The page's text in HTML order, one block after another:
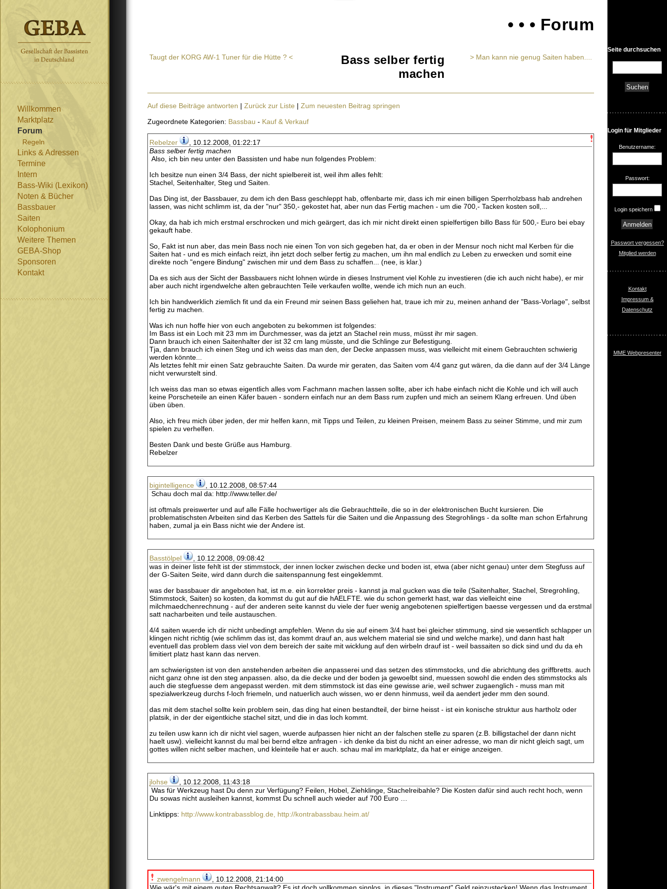
Willkommen
Marktplatz
Forum
Regeln
Links & Adressen
Termine
Intern
Bass-Wiki (Lexikon)
Noten & Bücher
Bassbauer
Saiten
Kolophonium
Weitere Themen
GEBA-Shop
Sponsoren
Kontakt
Seite durchsuchen
Login für Mitglieder
Benutzername:
Passwort:
Login speichern
Passwort vergessen?
Mitglied werden
Kontakt
Impressum &
Datenschutz
MME Webpresenter
• • • Forum
Taugt der KORG AW-1 Tuner für die Hütte ? <
Bass selber fertig
machen
> Man kann nie genug Saiten haben....
Auf diese Beiträge antworten | Zurück zur Liste | Zum neuesten Beitrag springen
Zugeordnete Kategorien: Bassbau - Kauf & Verkauf
Rebelzer
, 10.12.2008, 01:22:17
Bass selber fertig machen
Also, ich bin neu unter den Bassisten und habe nun folgendes Problem:
Ich besitze nun einen 3/4 Bass, der nicht spielbereit ist, weil ihm alles fehlt:
Stachel, Seitenhalter, Steg und Saiten.
Das Ding ist, der Bassbauer, zu dem ich den Bass geschleppt hab, offenbarte mir, dass ich mir einen billigen Sperrholzbass hab andrehen
lassen, was nicht schlimm ist, da der "nur" 350,- gekostet hat, aber nun das Fertig machen - um die 700,- Tacken kosten soll,...
Okay, da hab ich mich erstmal erschrocken und mich geärgert, das ich mir nicht direkt einen spielfertigen billo Bass für 500,- Euro bei ebay
gekauft habe.
So, Fakt ist nun aber, das mein Bass noch nie einen Ton von sich gegeben hat, da er oben in der Mensur noch nicht mal Kerben für die
Saiten hat - und es mich einfach reizt, ihn jetzt doch selber fertig zu machen, um ihn mal endlich zu Leben zu erwecken und somit eine
direkte noch "engere Bindung" zwischen mir und dem Bass zu schaffen... (nee, is klar.)
Da es sich aus der Sicht der Bassbauers nicht lohnen würde in dieses Instrument viel Kohle zu investieren (die ich auch nicht habe), er mir
aber auch nicht irgendwelche alten gebrauchten Teile verkaufen wollte, wende ich mich nun an euch.
Ich bin handwerklich ziemlich fit und da ein Freund mir seinen Bass geliehen hat, traue ich mir zu, meinen anhand der "Bass-Vorlage", selbst
fertig zu machen.
Was ich nun hoffe hier von euch angeboten zu bekommen ist folgendes:
Im Bass ist ein Loch mit 23 mm im Durchmesser, was da jetzt an Stachel rein muss, müsst ihr mir sagen.
Dann brauch ich einen Saitenhalter der ist 32 cm lang müsste, und die Schlinge zur Befestigung.
Tja, dann brauch ich einen Steg und ich weiss das man den, der Decke anpassen muss, was vielleicht mit einem Gebrauchten schwierig
werden könnte...
Als letztes fehlt mir einen Satz gebrauchte Saiten. Da wurde mir geraten, das Saiten vom 4/4 ganz gut wären, da die dann auf der 3/4 Länge
nicht verwurstelt sind.
Ich weiss das man so etwas eigentlich alles vom Fachmann machen lassen sollte, aber ich habe einfach nicht die Kohle und ich will auch
keine Porscheteile an einen Käfer bauen - sondern einfach nur an dem Bass rum zupfen und mich an seinem Klang erfreuen. Und üben
üben üben.
Also, ich freu mich über jeden, der mir helfen kann, mit Tipps und Teilen, zu kleinen Preisen, meinem Bass zu seiner Stimme, und mir zum
spielen zu verhelfen.
Besten Dank und beste Grüße aus Hamburg.
Rebelzer
bigintelligence
, 10.12.2008, 08:57:44
Schau doch mal da: http://www.teller.de/
ist oftmals preiswerter und auf alle Fälle hochwertiger als die Gebrauchtteile, die so in der elektronischen Bucht kursieren. Die
problematischsten Arbeiten sind das Kerben des Sattels für die Saiten und die Anpassung des Stegrohlings - da sollte man schon Erfahrung
haben, zumal ja ein Bass nicht wie der Andere ist.
Basstölpel
, 10.12.2008, 09:08:42
was in deiner liste fehlt ist der stimmstock, der innen locker zwischen decke und boden ist, etwa (aber nicht genau) unter dem Stegfuss auf
der G-Saiten Seite, wird dann durch die saitenspannung fest eingeklemmt.
was der bassbauer dir angeboten hat, ist m.e. ein korrekter preis - kannst ja mal gucken was die teile (Saitenhalter, Stachel, Stregrohling,
Stimmstock, Saiten) so kosten, da kommst du gut auf die hAELFTE. wie du schon gemerkt hast, war das vielleicht eine
milchmaedchenrechnung - auf der anderen seite kannst du viele der fuer wenig angebotenen spielfertigen baesse vergessen und da erstmal
satt nacharbeiten und teile austauschen.
4/4 saiten wuerde ich dir nicht unbedingt ampfehlen. Wenn du sie auf einem 3/4 hast bei gleicher stimmung, sind sie wesentlich schlapper un
klingen nicht richtig (wie schlimm das ist, das kommt drauf an, aus welchem material sie sind und welche marke), und dann hast halt
eventuell das problem dass viel von dem bereich der saite mit wicklung auf den wirbeln drauf ist - weil bassaiten so dick sind und du da eh
limitiert platz hast kann das nerven.
am schwierigsten ist von den anstehenden arbeiten die anpasserei und das setzen des stimmstocks, und die abrichtung des griffbretts. auch
nicht ganz ohne ist den steg anpassen. also, da die decke und der boden ja gewoelbt sind, muessen sowohl die enden des stimmstocks als
auch die stegfuesse dem angepasst werden. mit dem stimmstock ist das eine gewisse arie, weil schwer zugaenglich - muss man mit
spezialwerkzeug durchs f-loch friemeln, und natuerlich auch wissen, wo er denn hinmuss, weil da aendert jeder mm den sound.
das mit dem stachel sollte kein problem sein, das ding hat einen bestandteil, der birne heisst - ist ein konische struktur aus hartholz oder
platsik, in der der eigentkiche stachel sitzt, und die in das loch kommt.
zu teilen usw kann ich dir nicht viel sagen, wuerde aufpassen hier nicht an der falschen stelle zu sparen (z.B. billigstachel der dann nicht
haelt usw). vielleicht kannst du mal bei bernd eltze anfragen - ich denke da bist du nicht an einer adresse, wo man dir nicht gleich sagt, um
gottes willen nicht selber machen, und kleinteile hat er auch. schau mal im marktplatz, da hat er einige anzeigen.
jlohse
, 10.12.2008, 11:43:18
Was für Werkzeug hast Du denn zur Verfügung? Feilen, Hobel, Ziehklinge, Stachelreibahle? Die Kosten dafür sind auch recht hoch, wenn
Du sowas nicht ausleihen kannst, kommst Du schnell auch wieder auf 700 Euro …
Linktipps: http://www.kontrabassblog.de, http://kontrabassbau.heim.at/
zwengelmann
, 10.12.2008, 21:14:00